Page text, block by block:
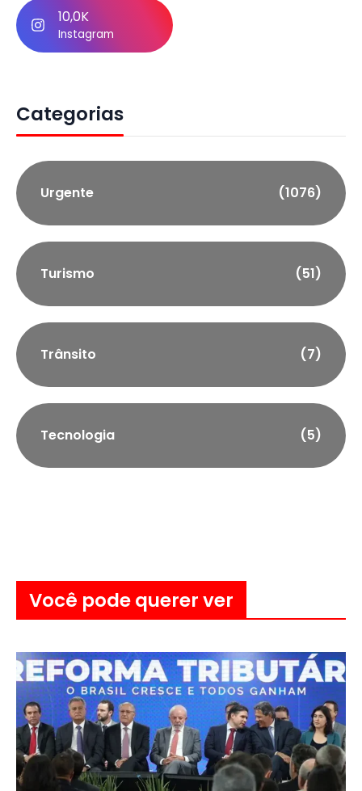
10,0K
Instagram
Categorias
Urgente (1076)
Turismo (51)
Trânsito (7)
Tecnologia (5)
Você pode querer ver